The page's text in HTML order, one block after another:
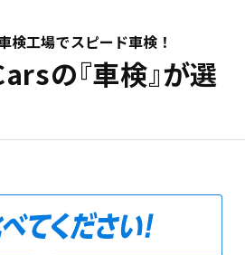
検工場でスピード車検！
の『車検』が選